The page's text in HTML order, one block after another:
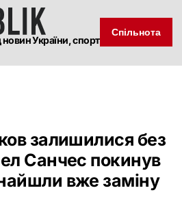
новин України, спорт
Спільнота
залишилися без
Санчес покинув
вже заміну